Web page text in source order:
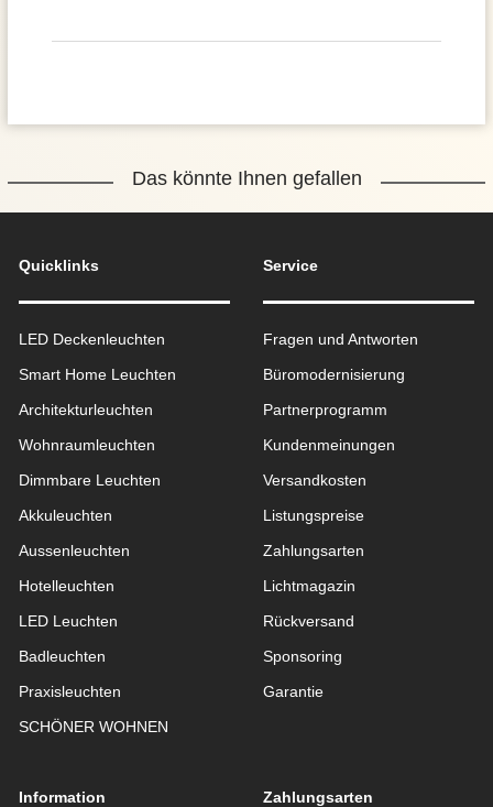
Das könnte Ihnen gefallen
Quicklinks
LED Deckenleuchten
Smart Home Leuchten
Architekturleuchten
Wohnraum­leuchten
Dimmbare Leuchten
Akkuleuchten
Aussen­leuchten
Hotelleuchten
LED Leuchten
Badleuchten
Praxisleuchten
SCHÖNER WOHNEN
Service
Fragen und Antworten
Büromodernisierung
Partnerprogramm
Kundenmeinungen
Versandkosten
Listungspreise
Zahlungsarten
Lichtmagazin
Rückversand
Sponsoring
Garantie
Information Zahlungsarten